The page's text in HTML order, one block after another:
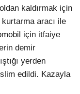
kaldırmak için
kurtarma aracı ile
için itfaiye
demir
yerden
edildi. Kazayla